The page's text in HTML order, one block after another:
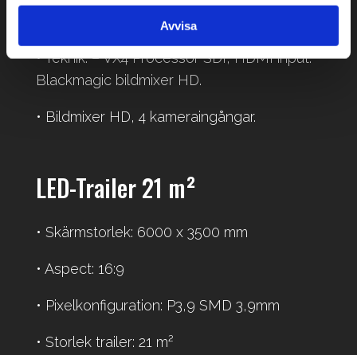
Avvisa
• Teknik: – VX4 Processor SDI, HDMI input.
Blackmagic bildmixer HD.
• Bildmixer HD, 4 kameraingångar.
LED-Trailer 21 m²
• Skärmstorlek: 6000 x 3500 mm
• Aspect: 16:9
• Pixelkonfiguration: P3,9 SMD 3,9mm
• Storlek trailer: 21 m²